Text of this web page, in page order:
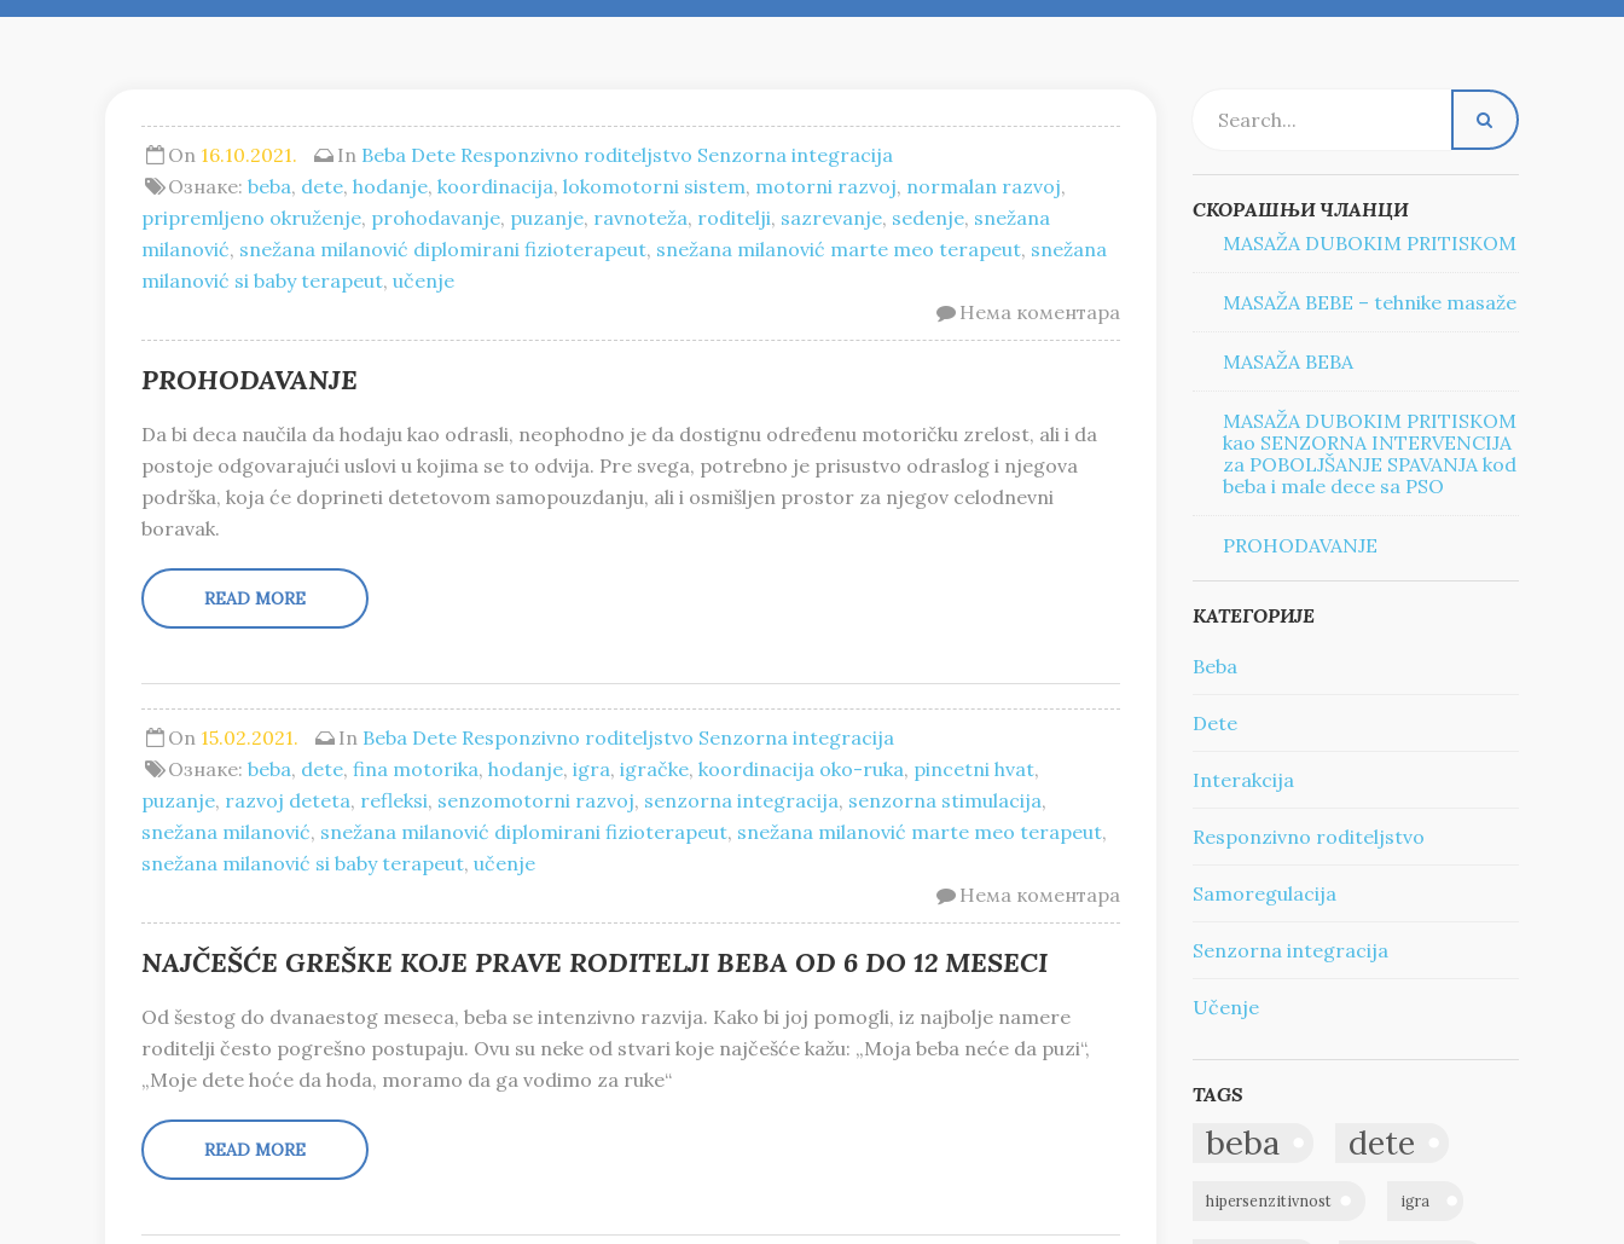
On 16.10.2021. In Beba Dete Responzivno roditeljstvo Senzorna integracija
Ознаке:beba, dete,hodanje,koordinacija,lokomotorni sistem, motorni razvoj, normalan razvoj,
pripremljeno okruženje, prohodavanje, puzanje, ravnoteža, roditelji, sazrevanje, sedenje, snežana
milanović, snežana milanović diplomirani fizioterapeut, snežana milanović marte meo terapeut, snežana
milanović si baby terapeut, učenje
Нема коментара
PROHODAVANJE
Da bi deca naučila da hodaju kao odrasli, neophodno je da dostignu određenu motoričku zrelost, ali i da
postoje odgovarajući uslovi u kojima se to odvija. Pre svega, potrebno je prisustvo odraslog i njegova
podrška, koja će doprineti detetovom samopouzdanju, ali i osmišljen prostor za njegov celodnevni
boravak.
READ MORE
On 15.02.2021. In Beba Dete Responzivno roditeljstvo Senzorna integracija
Ознаке:beba, dete,fina motorika,hodanje,igra,igračke,koordinacija oko-ruka, pincetni hvat,
puzanje, razvoj deteta, refleksi, senzomotorni razvoj, senzorna integracija, senzorna stimulacija,
snežana milanović, snežana milanović diplomirani fizioterapeut, snežana milanović marte meo terapeut,
snežana milanović si baby terapeut, učenje
Нема коментара
NAJČEŠĆE GREŠKE KOJE PRAVE RODITELJI BEBA OD 6 DO 12 MESECI
Od šestog do dvanaestog meseca, beba se intenzivno razvija. Kako bi joj pomogli, iz najbolje namere
roditelji često pogrešno postupaju. Ovu su neke od stvari koje najčešće kažu: „Moja beba neće da puzi“,
„Moje dete hoće da hoda, moramo da ga vodimo za ruke“
READ MORE
СКОРАШЊИ ЧЛАНЦИ
MASAŽA DUBOKIM PRITISKOM
MASAŽA BEBE – tehnike masaže
MASAŽA BEBA
MASAŽA DUBOKIM PRITISKOM
kao SENZORNA INTERVENCIJA
za POBOLJŠANJE SPAVANJA kod
beba i male dece sa PSO
PROHODAVANJE
КАТЕГОРИЈЕ
Beba
Dete
Interakcija
Responzivno roditeljstvo
Samoregulacija
Senzorna integracija
Učenje
TAGS
beba dete
hipersenzitivnost igra